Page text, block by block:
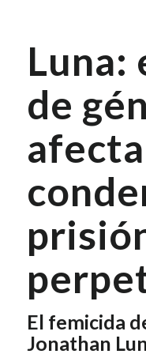
Luna:
de
El femicida
Jonathan